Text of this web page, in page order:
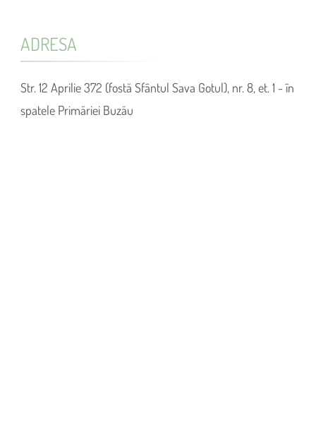
ADRESA
Str. 12 Aprilie 372 (fostă Sfântul Sava Gotul), nr. 8, et. 1 - în
spatele Primăriei Buzău